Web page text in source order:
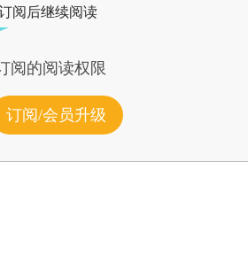
阅后继续阅读
阅的阅读权限
订阅/会员升级